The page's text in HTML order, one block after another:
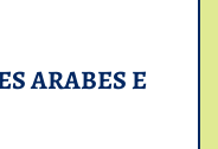
ARABES E